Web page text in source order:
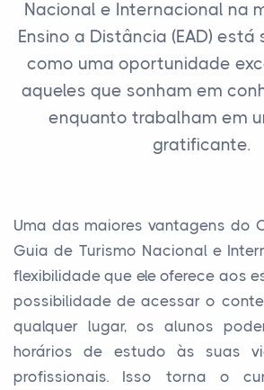
Nacional e Internacional na
Ensino a Distância (EAD)
como uma oportunidade
aqueles que sonham em
enquanto trabalham em
gratificante.
Uma das maiores vantagens do
Guia de Turismo Nacional e
flexibilidade que ele oferece aos
possibilidade de acessar o
qualquer lugar, os alunos
horários de estudo às suas
profissionais. Isso torna o